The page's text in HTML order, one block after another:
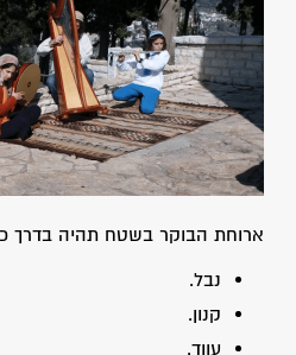
ארוחת הבוקר בשטח תהיה בדרך
נבל.
קנון.
עווד.